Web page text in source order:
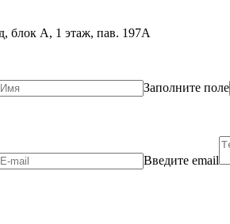
блок А, 1 этаж, пав. 197А
Заполните поле
Введите email